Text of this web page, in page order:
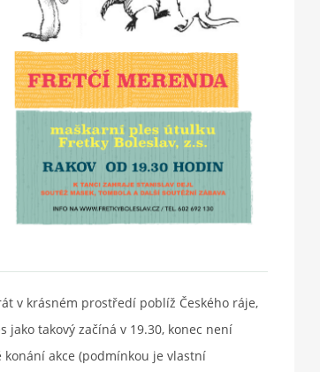
v krásném prostředí poblíž Českého ráje,
jako takový začíná v 19.30, konec není
akce (podmínkou je vlastní